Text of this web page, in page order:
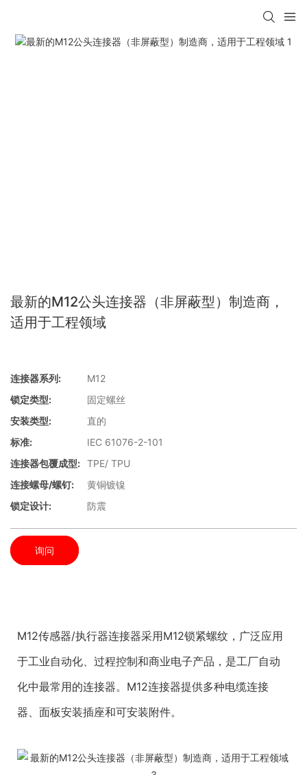
最新的M12公头连接器（非屏蔽型）制造商，
适用于工程领域
连接器系列:
M12
锁定类型:
固定螺丝
安装类型:
直的
标准:
IEC 61076-2-101
连接器包覆成型: TPE/ TPU
连接螺母/螺钉:
黄铜镀镍
锁定设计:
防震
询问
M12传感器/执行器连接器采用M12锁紧螺纹，广泛应用
于工业自动化、过程控制和商业电子产品，是工厂自动
化中最常用的连接器。M12连接器提供多种电缆连接
器、面板安装插座和可安装附件。